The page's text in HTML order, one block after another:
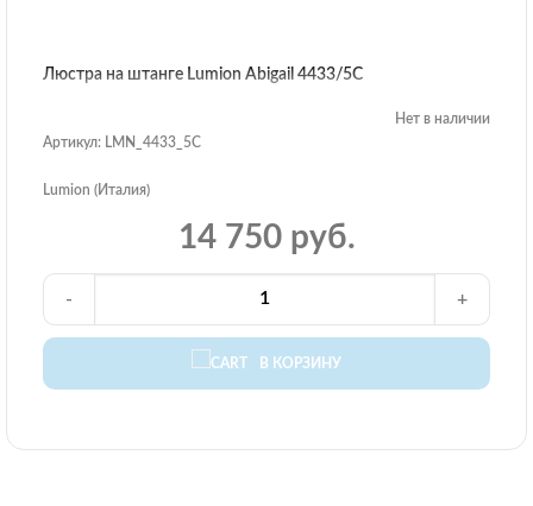
Люстра на штанге Lumion Abigail 4433/5C
Нет в наличии
Артикул: LMN_4433_5C
Lumion (Италия)
14 750 руб.
В КОРЗИНУ
- +